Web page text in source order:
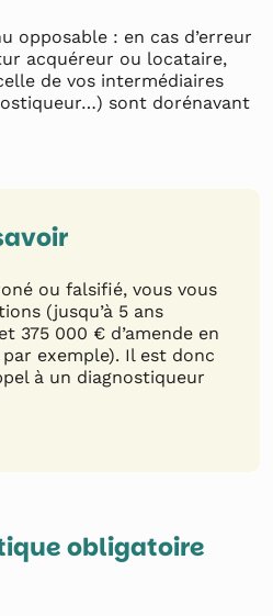
opposable : en cas d’erreur
acquéreur ou locataire,
de vos intermédiaires
sont dorénavant
ou falsifié, vous vous
(jusqu’à 5 ans
375 000 € d’amende en
exemple). Il est donc
à un diagnostiqueur
obligatoire